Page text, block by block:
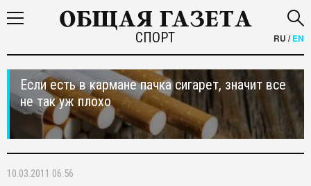
СПОРТ RU /EN
Если есть в кармане пачка сигарет, значит все
не так уж плохо
10.03.2011 06:56